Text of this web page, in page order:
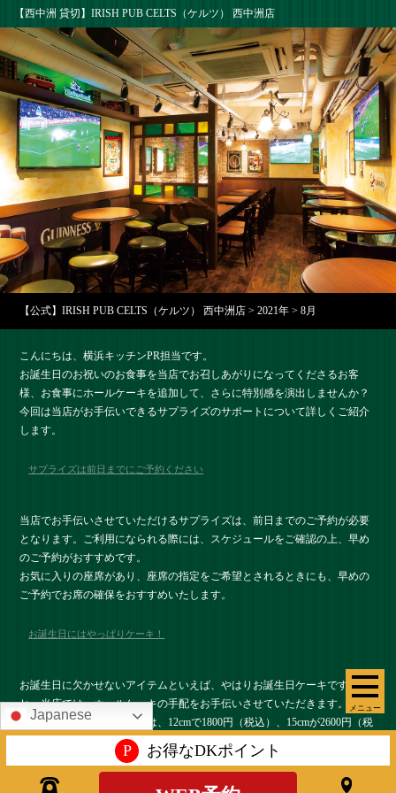
【西中洲 貸切】IRISH PUB CELTS（ケルツ） 西中洲店
メニュー
【公式】IRISH PUB CELTS（ケルツ） 西中洲店 >2021年 >8月
こんにちは、横浜キッチンPR担当です。
お誕生日のお祝いのお食事を当店でお召しあがりになってくださるお客
様、お食事にホールケーキを追加して、さらに特別感を演出しませんか？
今回は当店がお手伝いできるサプライズのサポートについて詳しくご紹介
します。
サプライズは前日までにご予約ください
当店でお手伝いさせていただけるサプライズは、前日までのご予約が必要
となります。ご利用になられる際には、スケジュールをご確認の上、早め
のご予約がおすすめです。
お気に入りの座席があり、座席の指定をご希望とされるときにも、早めの
ご予約でお席の確保をおすすめいたします。
お誕生日にはやっぱりケーキ！
お誕生日に欠かせないアイテムといえば、やはりお誕生日ケーキですよ
ね。当店では、ホールケーキの手配をお手伝いさせていただきます。「メ
ッセージ付ホールケーキ」は、12cmで1800円（税込）、15cmが2600円（税
込）となっています。メッセージは、オリジナルメッセージが添えられ、
お持ちするプレートにチョコソースで書かせていただきます。
ご予約の際には、ケーキの大きさとプレートに書くメッセージをスタッフ
Japanese
P お得なDKポイント